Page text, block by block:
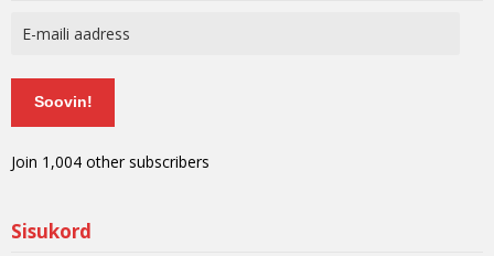
Soovin!
Join 1,004 other subscribers
Sisukord